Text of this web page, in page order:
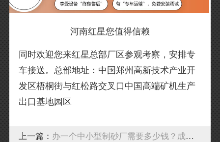
河南红星您值得信赖
同时欢迎您来红星总部厂区参观考察，安排专
车接送。总部地址：中国郑州高新技术产业开
发区梧桐街与红松路交叉口中国高端矿机生产
出口基地园区
上一篇： 办一个中小型制砂厂需要多少钱？成套制砂生产线配置方案